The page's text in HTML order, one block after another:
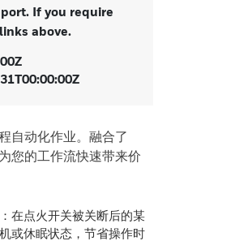
If you require
above.
自动化作业。融合了
您的工作流快速带来价
在点火开关被关断后的某
或休眠状态，节省操作时